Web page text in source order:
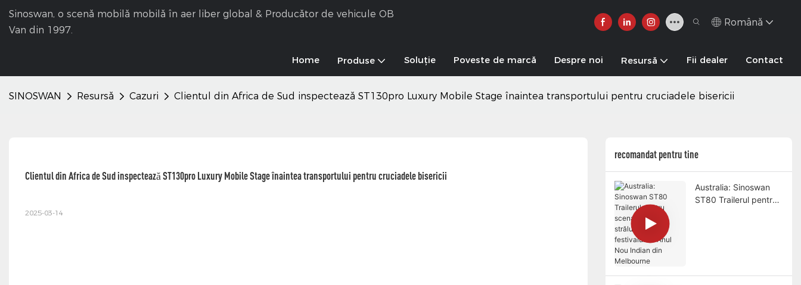
Sinoswan, o scenă mobilă mobilă în aer liber global & Producător de vehicule OB
Van din 1997.
Română
Home Produse Soluţie Poveste de marcă Despre noi Resursă Fii dealer Contact
SINOSWAN Resursă Cazuri Clientul din Africa de Sud inspectează ST130pro Luxury Mobile Stage înaintea transportului pentru cruciadele bisericii
Clientul din Africa de Sud inspectează ST130pro Luxury Mobile Stage înaintea transportului pentru cruciadele bisericii
2025-03-14
recomandat pentru tine
Australia: Sinoswan
ST80 Trailerul pentru